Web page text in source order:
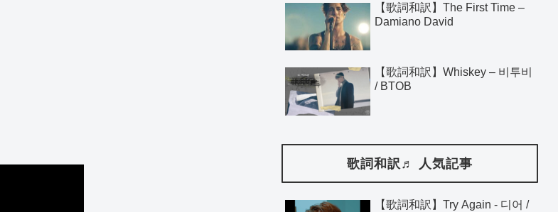
【歌詞和訳】The First Time –
Damiano David
【歌詞和訳】Whiskey – 비투비
/ BTOB
歌詞和訳♬ 人気記事
【歌詞和訳】Try Again - 디어 /